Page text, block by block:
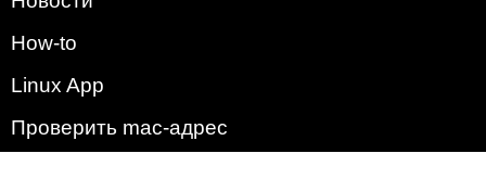
How-to
Linux App
Проверить mac-адрес